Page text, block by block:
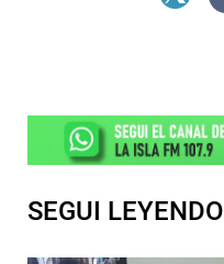
SEGUI LEYENDO